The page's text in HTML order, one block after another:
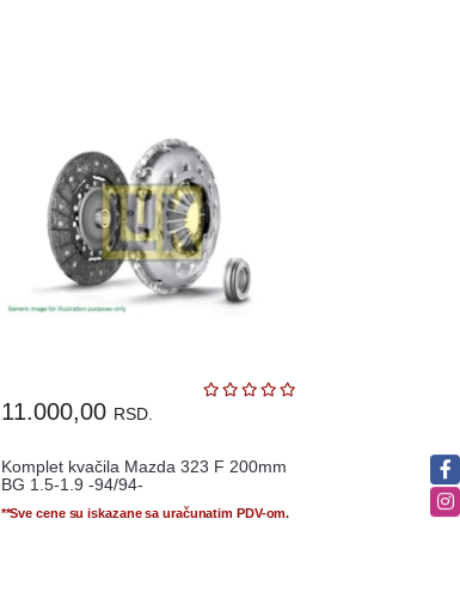
11.000,00 RSD.
Komplet kvačila Mazda 323 F 200mm
BG 1.5-1.9 -94/94-
**Sve cene su iskazane sa uračunatim PDV-om.